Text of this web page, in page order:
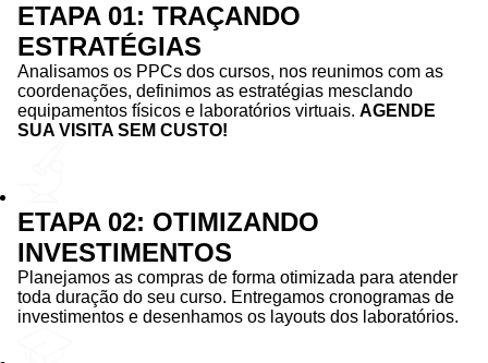
ETAPA 01: TRAÇANDO
ESTRATÉGIAS
Analisamos os PPCs dos cursos, nos reunimos com as
coordenações, definimos as estratégias mesclando
equipamentos físicos e laboratórios virtuais. AGENDE
SUA VISITA SEM CUSTO!
ETAPA 02: OTIMIZANDO
INVESTIMENTOS
Planejamos as compras de forma otimizada para atender
toda duração do seu curso. Entregamos cronogramas de
investimentos e desenhamos os layouts dos laboratórios.